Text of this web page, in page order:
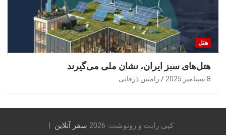
هتل
هتل‌های سبز ایران، نشان ملی می‌گیرند
8 سپتامبر 2025 رامتین ذرقانی
کپی رایت و رونوشت: 2026
سفر آنلاین